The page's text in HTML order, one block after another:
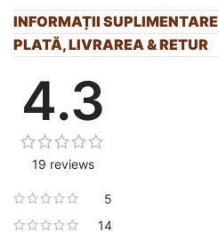
INFORMAȚII SUPLIMENTARE
PLATĂ, LIVRAREA & RETUR
4.3
19 reviews
5
14